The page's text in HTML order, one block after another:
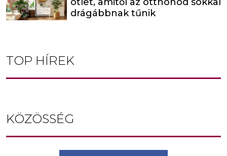
drágábbnak tűnik
TOP HÍREK
KÖZÖSSÉG